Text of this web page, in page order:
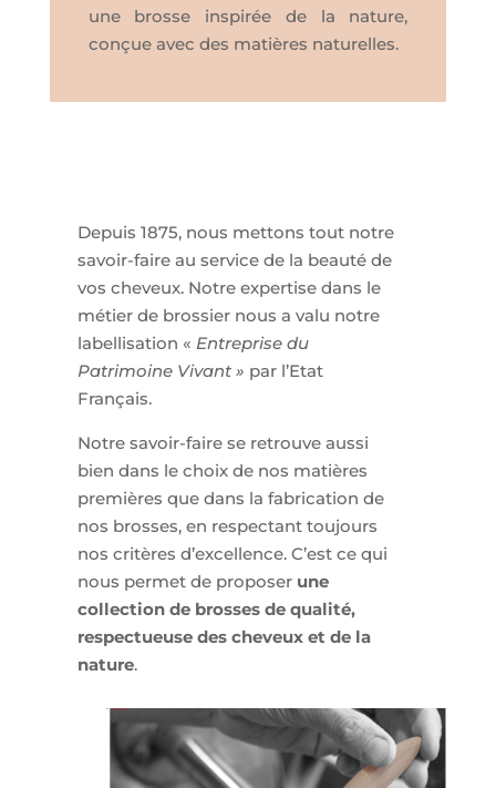
une brosse inspirée de la nature,
conçue avec des matières naturelles.
Depuis 1875, nous mettons tout notre
savoir-faire au service de la beauté de
vos cheveux. Notre expertise dans le
métier de brossier nous a valu notre
labellisation « Entreprise du
Patrimoine Vivant » par l’Etat
Français.
Notre savoir-faire se retrouve aussi
bien dans le choix de nos matières
premières que dans la fabrication de
nos brosses, en respectant toujours
nos critères d’excellence. C’est ce qui
nous permet de proposer une
collection de brosses de qualité,
respectueuse des cheveux et de la
nature.